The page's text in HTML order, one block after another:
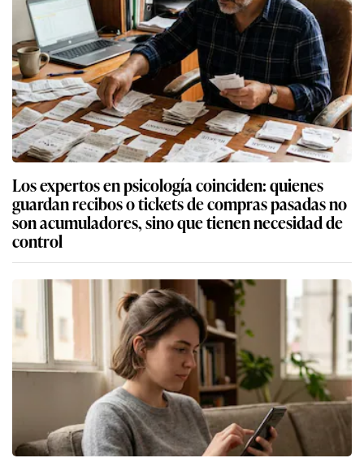
Los expertos en psicología coinciden: quienes
guardan recibos o tickets de compras pasadas no
son acumuladores, sino que tienen necesidad de
control